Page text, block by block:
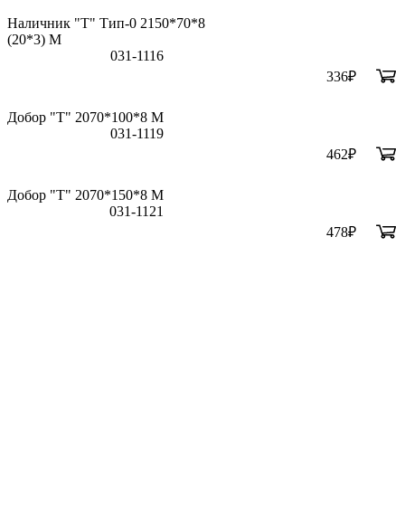
Наличник "Т" Тип-0 2150*70*8
(20*3) M
031-1116
336₽
Добор "Т" 2070*100*8 М
031-1119
462₽
Добор "Т" 2070*150*8 М
031-1121
478₽